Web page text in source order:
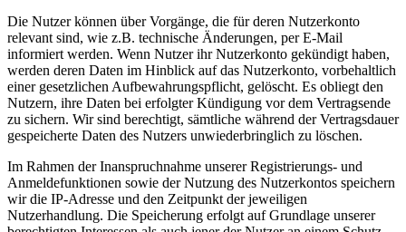
Die Nutzer können über Vorgänge, die für deren Nutzerkonto
relevant sind, wie z.B. technische Änderungen, per E-Mail
informiert werden. Wenn Nutzer ihr Nutzerkonto gekündigt haben,
werden deren Daten im Hinblick auf das Nutzerkonto, vorbehaltlich
einer gesetzlichen Aufbewahrungspflicht, gelöscht. Es obliegt den
Nutzern, ihre Daten bei erfolgter Kündigung vor dem Vertragsende
zu sichern. Wir sind berechtigt, sämtliche während der Vertragsdauer
gespeicherte Daten des Nutzers unwiederbringlich zu löschen.
Im Rahmen der Inanspruchnahme unserer Registrierungs- und
Anmeldefunktionen sowie der Nutzung des Nutzerkontos speichern
wir die IP-Adresse und den Zeitpunkt der jeweiligen
Nutzerhandlung. Die Speicherung erfolgt auf Grundlage unserer